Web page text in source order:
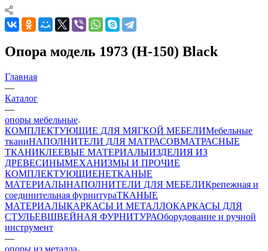
Опора модель 1973 (H-150) Black
Главная
—
Каталог
—
опоры мебельные
КОМПЛЕКТУЮЩИЕ ДЛЯ МЯГКОЙ МЕБЕЛИМебельные
тканиНАПОЛНИТЕЛИ ДЛЯ МАТРАСОВМАТРАСНЫЕ
ТКАНИКЛЕЕВЫЕ МАТЕРИАЛЫИЗДЕЛИЯ ИЗ
ДРЕВЕСИНЫМЕХАНИЗМЫ И ПРОЧИЕ
КОМПЛЕКТУЮЩИЕНЕТКАНЫЕ
МАТЕРИАЛЫНАПОЛНИТЕЛИ ДЛЯ МЕБЕЛИКрепежная и
соединительная фурнитураТКАНЫЕ
МАТЕРИАЛЫКАРКАСЫ И МЕТАЛЛОКАРКАСЫ ДЛЯ
СТУЛЬЕВШВЕЙНАЯ ФУРНИТУРАОборудование и ручной
инструмент
—
опоры из металла